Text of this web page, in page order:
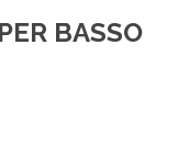
BASSO